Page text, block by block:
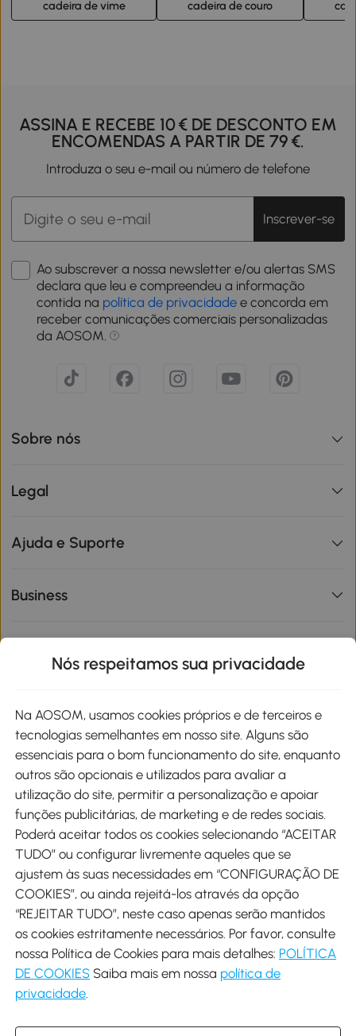
cadeira de vime cadeira de couro
ASSINA E RECEBE 10 € DE DESCONTO EM
ENCOMENDAS A PARTIR DE 79 €.
Introduza o seu e-mail ou número de telefone
Inscrever-se
Ao subscrever a nossa newsletter e/ou alertas SMS
declara que leu e compreendeu a informação
contida na política de privacidade e concorda em
receber comunicações comerciais personalizadas
da AOSOM.
Sobre nós
Legal
Ajuda e Suporte
Business
Métodos de pagamento
Envio
Descarregar Aosom App
Google Play
Nós respeitamos sua privacidade
Na AOSOM, usamos cookies próprios e de terceiros e
tecnologias semelhantes em nosso site. Alguns são
essenciais para o bom funcionamento do site, enquanto
outros são opcionais e utilizados para avaliar a
utilização do site, permitir a personalização e apoiar
funções publicitárias, de marketing e de redes sociais.
Poderá aceitar todos os cookies selecionando “ACEITAR
TUDO” ou configurar livremente aqueles que se
ajustem às suas necessidades em “CONFIGURAÇÃO DE
COOKIES”, ou ainda rejeitá-los através da opção
“REJEITAR TUDO”, neste caso apenas serão mantidos
os cookies estritamente necessários. Por favor, consulte
nossa Política de Cookies para mais detalhes: POLÍTICA
DE COOKIES Saiba mais em nossa política de
privacidade